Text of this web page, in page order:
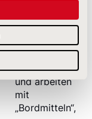
Relations-
und arbeiten
mit
„Bordmitteln“,